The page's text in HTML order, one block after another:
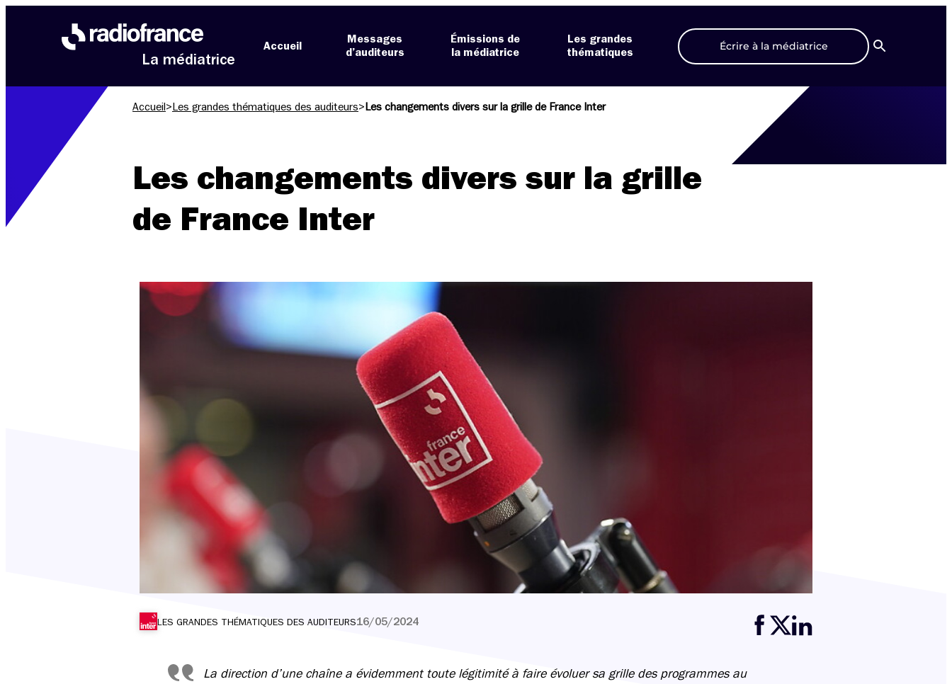
La médiatrice
Accueil
Messages
d’auditeurs
Émissions de
la médiatrice
Les grandes
thématiques
Écrire à la médiatrice
Recherche
Accueil > Les grandes thématiques des auditeurs> Les changements divers sur la grille de France Inter
Les changements divers sur la grille
de France Inter
LES GRANDES THÉMATIQUES DES AUDITEURS16/05/2024
La direction d’une chaîne a évidemment toute légitimité à faire évoluer sa grille des programmes au